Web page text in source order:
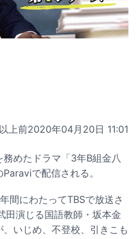
上前2020年04月20日 11:01
めたドラマ「3年B組金八
で配信される。
間にわたってTBSで放送さ
田演じる国語教師・坂本金
いじめ、不登校、引きこも